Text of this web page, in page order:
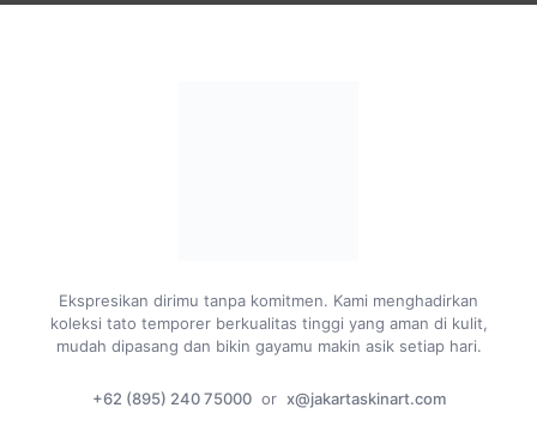
Ekspresikan dirimu tanpa komitmen. Kami menghadirkan
koleksi tato temporer berkualitas tinggi yang aman di kulit,
mudah dipasang dan bikin gayamu makin asik setiap hari.
+62 (895) 240 75000 or x@jakartaskinart.com